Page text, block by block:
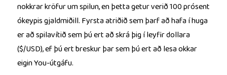
nokkrar kröfur um spilun, en þetta getur verið 100 prósent
ókeypis gjaldmiðill. Fyrsta atriðið sem þarf að hafa í huga
er að spilavítið sem þú ert að skrá þig í leyfir dollara
($/USD), ef þú ert breskur þar sem þú ert að lesa okkar
eigin You-útgáfu.